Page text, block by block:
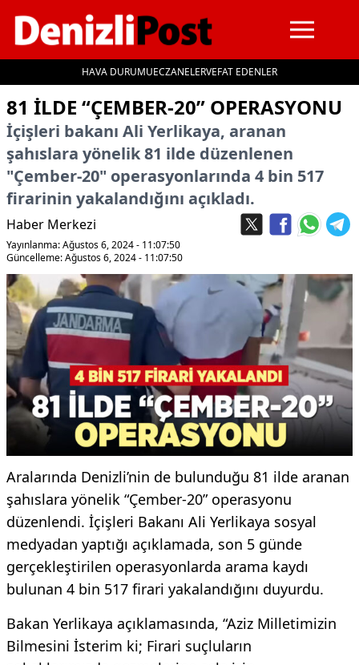
HAVA DURUMUECZANELERVEFAT EDENLER
İçeriğe geç
81 ILDE “ÇEMBER-20” OPERASYONU
İçişleri bakanı Ali Yerlikaya, aranan
şahıslara yönelik 81 ilde düzenlenen
"Çember-20" operasyonlarında 4 bin 517
firarinin yakalandığını açıkladı.
Haber Merkezi
Yayınlanma: Ağustos 6, 2024 - 11:07:50
Güncelleme: Ağustos 6, 2024 - 11:07:50
Aralarında Denizli’nin de bulunduğu 81 ilde aranan
şahıslara yönelik “Çember-20” operasyonu
düzenlendi. İçişleri Bakanı Ali Yerlikaya sosyal
medyadan yaptığı açıklamada, son 5 günde
gerçekleştirilen operasyonlarda arama kaydı
bulunan 4 bin 517 firari yakalandığını duyurdu.
Bakan Yerlikaya açıklamasında, “Aziz Milletimizin
Bilmesini İsterim ki; Firari suçluların